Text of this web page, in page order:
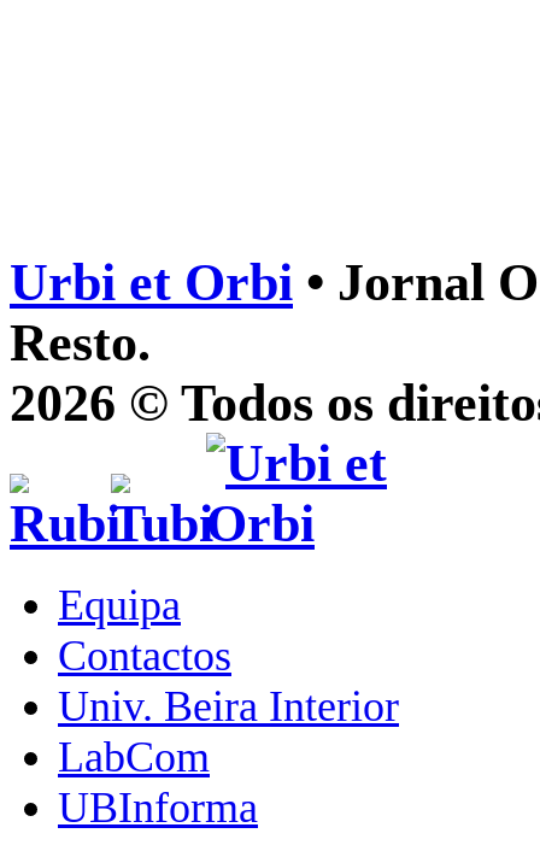
Urbi et Orbi • Jornal
Resto.
2026 © Todos os
Equipa
Contactos
Univ. Beira Interior
LabCom
UBInforma